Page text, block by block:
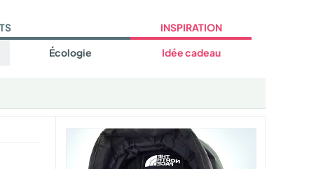
Écologie
INSPIRATION
Idée cadeau